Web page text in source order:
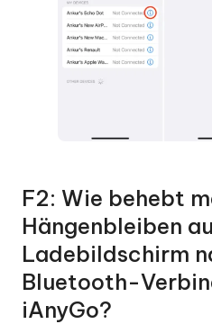
F2: Wie behebt
Hängenbleiben
Ladebildschirm
Bluetooth-
iAnyGo?